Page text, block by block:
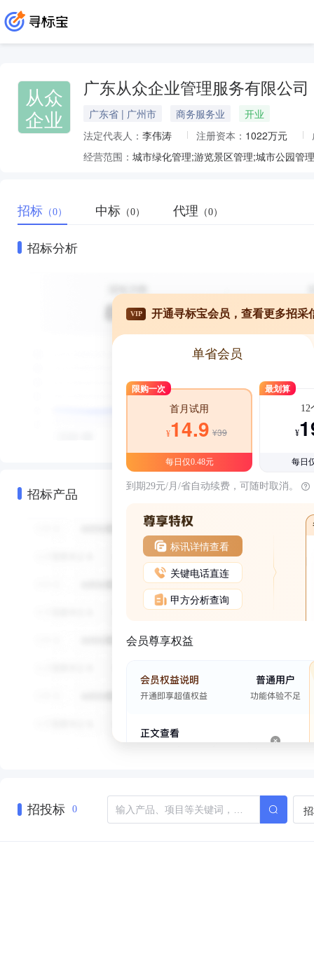
从众
企业
广东从众企业管理服务有限公司
广东省 | 广州市 商务服务业
开业
法定代表人： 李伟涛 注册资本： 1022万元
经营范围：
招标 （0） 中标 （0） 代理 （0）
招标分析
招标产品
VIP 开通寻标宝会员，查看更多招采
单省会员
限购一次
首月试用
¥14.9 ¥39
每日仅0.48元
最划算
12
¥
每日
到期29元/月/省自动续费，可随时取消。
标讯详情查看
关键电话直连
甲方分析查询
会员尊享权益
招投标 0